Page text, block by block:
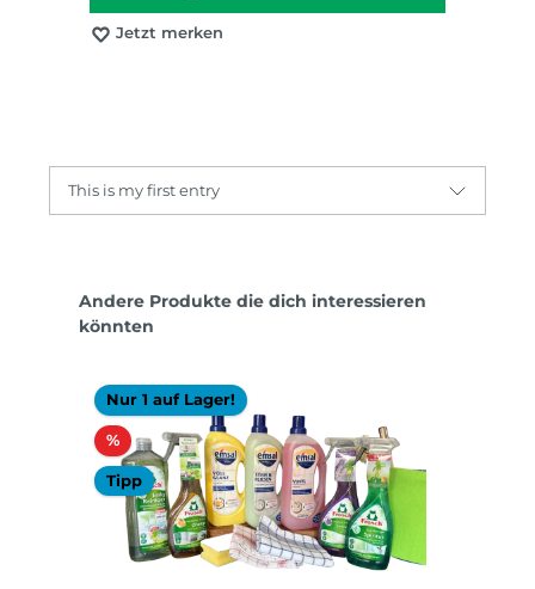
Jetzt merken
This is my first entry
Produktgalerie überspringen
Andere Produkte die dich interessieren
könnten
Nur 1 auf Lager!
%Rabatt
Tipp